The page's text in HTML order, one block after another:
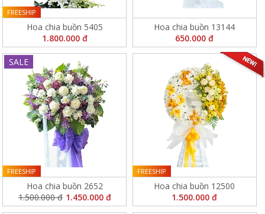
Hoa chia buồn 5405
1.800.000 đ
FREESHIP
Hoa chia buồn 13144
650.000 đ
Hoa chia buồn 2652
1.500.000 đ 1.450.000 đ
SALE
FREESHIP
Hoa chia buồn 12500
1.500.000 đ
FREESHIP